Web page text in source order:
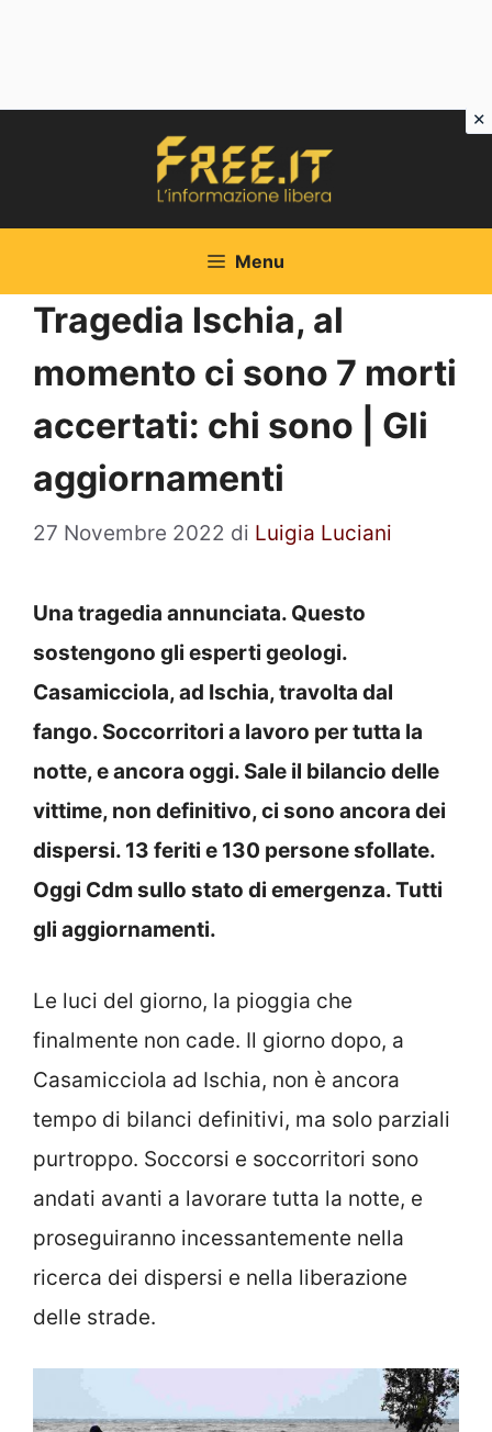
Menu
Tragedia Ischia, al
momento ci sono 7 morti
accertati: chi sono | Gli
aggiornamenti
27 Novembre 2022 di Luigia Luciani
Una tragedia annunciata. Questo
sostengono gli esperti geologi.
Casamicciola, ad Ischia, travolta dal
fango. Soccorritori a lavoro per tutta la
notte, e ancora oggi. Sale il bilancio delle
vittime, non definitivo, ci sono ancora dei
dispersi. 13 feriti e 130 persone sfollate.
Oggi Cdm sullo stato di emergenza. Tutti
gli aggiornamenti.
Le luci del giorno, la pioggia che
finalmente non cade. Il giorno dopo, a
Casamicciola ad Ischia, non è ancora
tempo di bilanci definitivi, ma solo parziali
purtroppo. Soccorsi e soccorritori sono
andati avanti a lavorare tutta la notte, e
proseguiranno incessantemente nella
ricerca dei dispersi e nella liberazione
delle strade.